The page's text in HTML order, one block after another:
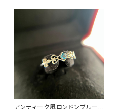
アンティーク風ロンドンブルート